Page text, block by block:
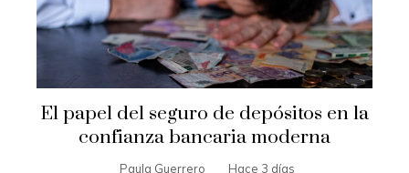
El papel del seguro de depósitos en la
confianza bancaria moderna
Paula Guerrero Hace 3 días